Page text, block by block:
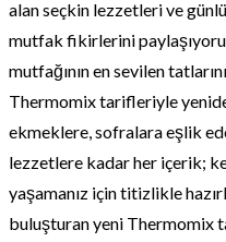
alan seçkin lezzetleri ve
mutfak fikirlerini
mutfağının en sevilen
Thermomix tarifleriyle
ekmeklere, sofralara eşlik
lezzetlere kadar her içerik;
yaşamanız için titizlikle
buluşturan yeni Thermomix